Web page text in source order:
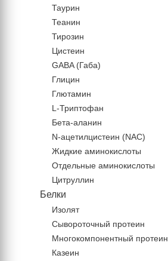
Таурин
Теанин
Тирозин
Цистеин
GABA (Габа)
Глицин
Глютамин
L-Триптофан
Бета-аланин
N-ацетилцистеин (NAC)
Жидкие аминокислоты
Отдельные аминокислоты
Цитруллин
Белки
Изолят
Сывороточный протеин
Многокомпонентный протеин
Казеин